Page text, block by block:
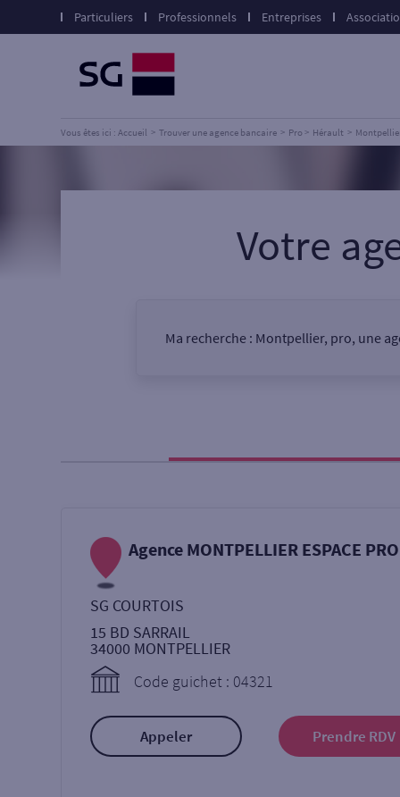
Particuliers Professionnels Entreprises
Vous êtes ici : Accueil Trouver une agence bancaire Pro Hérault
Votre
Ma recherche : Montpellier, pro, une
Une agence Un
Autour de moi
Agence MONTPELLIER ESPACE PRO
SG COURTOIS
15 BD SARRAIL
34000 MONTPELLIER
Code guichet : 04321
Appeler Prendre RDV